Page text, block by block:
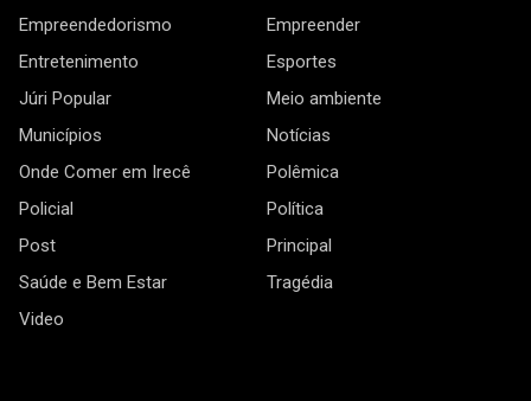
Empreendedorismo
Empreender
Entretenimento
Esportes
Júri Popular
Meio ambiente
Municípios
Notícias
Onde Comer em Irecê
Polêmica
Policial
Política
Post
Principal
Saúde e Bem Estar
Tragédia
Video